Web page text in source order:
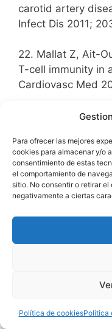
Para ofrecer las mejores
cookies para almacenar y/o
consentimiento de estas
el comportamiento de
sitio. No consentir o retirar
negativamente a ciertas
Política de cookiesPolítica
carotid artery
Infect Dis 2011;
22. Mallat Z, Ait-
T-cell immunity in
Cardiovasc Med
23. Marin B,
the era of
AIDS 2009;
24. El-Sadr WM,
25. Neuhaus J,
function are